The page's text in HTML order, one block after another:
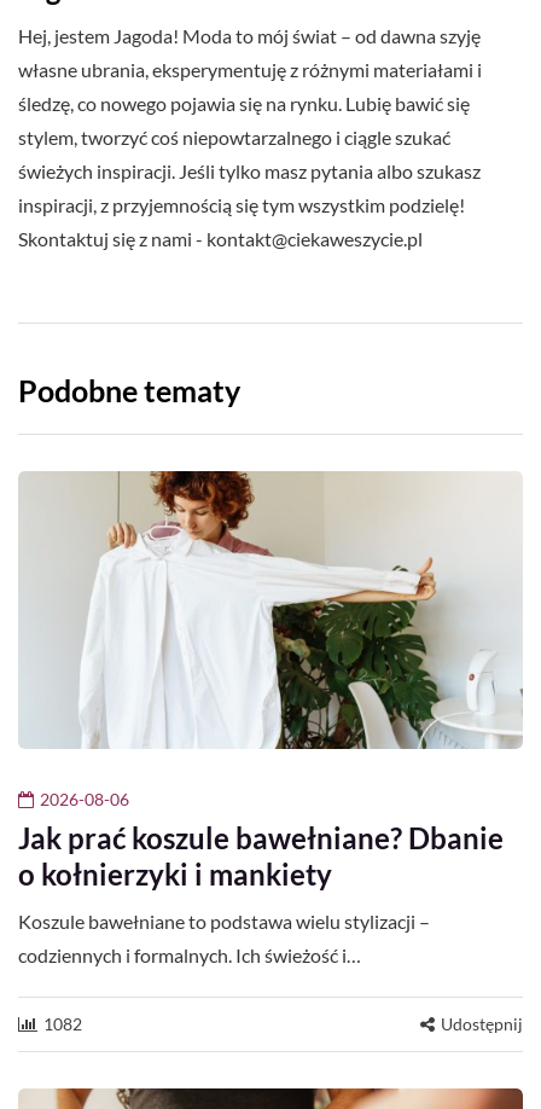
Hej, jestem Jagoda! Moda to mój świat – od dawna szyję
własne ubrania, eksperymentuję z różnymi materiałami i
śledzę, co nowego pojawia się na rynku. Lubię bawić się
stylem, tworzyć coś niepowtarzalnego i ciągle szukać
świeżych inspiracji. Jeśli tylko masz pytania albo szukasz
inspiracji, z przyjemnością się tym wszystkim podzielę!
Skontaktuj się z nami - kontakt@ciekaweszycie.pl
Podobne tematy
2026-08-06
Jak prać koszule bawełniane? Dbanie
o kołnierzyki i mankiety
Koszule bawełniane to podstawa wielu stylizacji –
codziennych i formalnych. Ich świeżość i…
1082 Udostępnij